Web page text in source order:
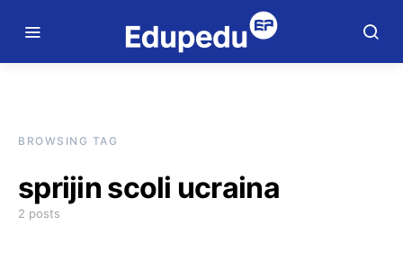
BROWSING TAG
sprijin scoli ucraina
2 posts